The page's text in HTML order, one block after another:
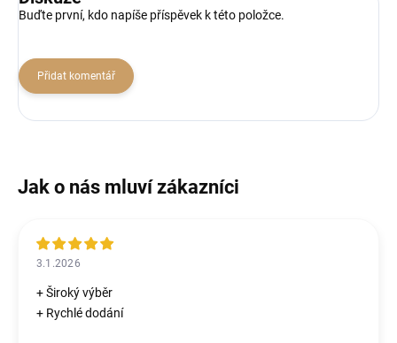
Buďte první, kdo napíše příspěvek k této položce.
Přidat komentář
3.1.2026
+ Široký výběr
+ Rychlé dodání